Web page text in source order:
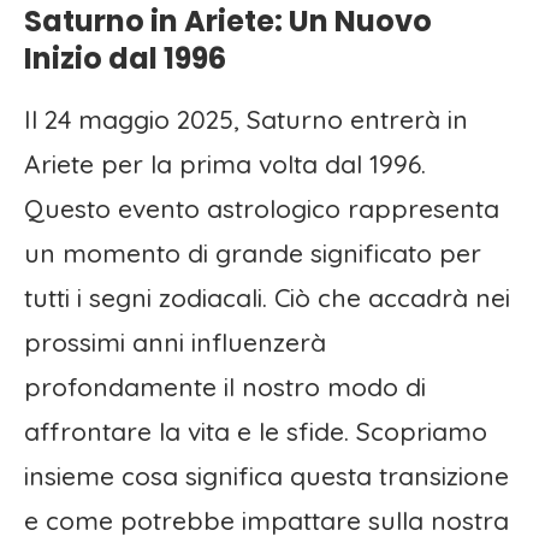
Saturno in Ariete: Un Nuovo
Inizio dal 1996
Il 24 maggio 2025, Saturno entrerà in
Ariete per la prima volta dal 1996.
Questo evento astrologico rappresenta
un momento di grande significato per
tutti i segni zodiacali. Ciò che accadrà nei
prossimi anni influenzerà
profondamente il nostro modo di
affrontare la vita e le sfide. Scopriamo
insieme cosa significa questa transizione
e come potrebbe impattare sulla nostra